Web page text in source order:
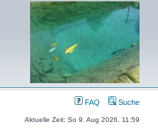
FAQ Suche
Aktuelle Zeit: So 9. Aug 2026, 11:59